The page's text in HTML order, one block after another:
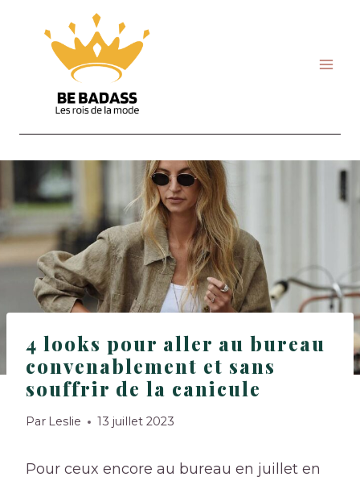
content
4 looks pour aller au bureau
convenablement et sans
souffrir de la canicule
Par Leslie 13 juillet 2023
Pour ceux encore au bureau en juillet en